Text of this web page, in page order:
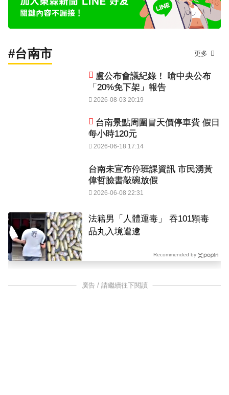
#台南市 更多
盧公布會議紀錄！ 嗆中央公布
「20%免下架」報告
2026-08-03 20:19
台南景點周圍冒天價停車費 假日
每小時120元
2026-06-18 17:14
台南未宣布停班課資訊 市民湧黃
偉哲臉書敲碗放假
2026-06-08 22:31
法籍男「人體運毒」 吞101顆毒
品丸入境遭逮
Recommended by
廣告 / 請繼續往下閱讀